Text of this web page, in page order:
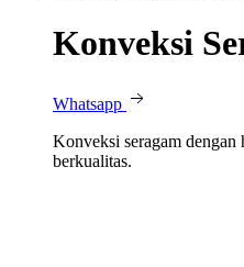
Konveksi
Whatsapp
Konveksi seragam dengan
berkualitas.